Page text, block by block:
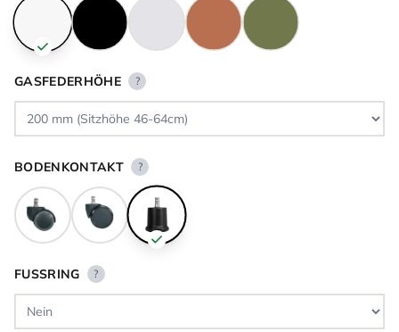
GASFEDERHÖHE ?
BODENKONTAKT ?
FUSSRING ?